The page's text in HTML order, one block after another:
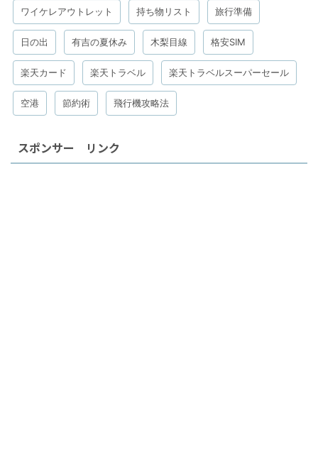
ワイケレアウトレット 持ち物リスト 旅行準備
日の出 有吉の夏休み 木梨目線 格安SIM
楽天カード 楽天トラベル 楽天トラベルスーパーセール
空港 節約術 飛行機攻略法
スポンサー リンク